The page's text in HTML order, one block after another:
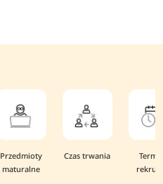
Przedmioty
maturalne
Czas trwania